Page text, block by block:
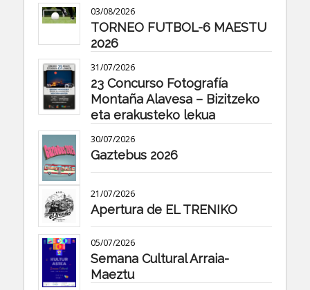
03/08/2026
TORNEO FUTBOL-6 MAESTU
2026
31/07/2026
23 Concurso Fotografía
Montaña Alavesa – Bizitzeko
eta erakusteko lekua
30/07/2026
Gaztebus 2026
21/07/2026
Apertura de EL TRENIKO
05/07/2026
Semana Cultural Arraia-
Maeztu